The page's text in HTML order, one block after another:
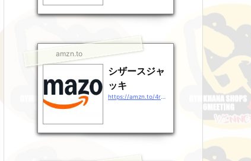
amzn.to
シザースジャ
ッキ